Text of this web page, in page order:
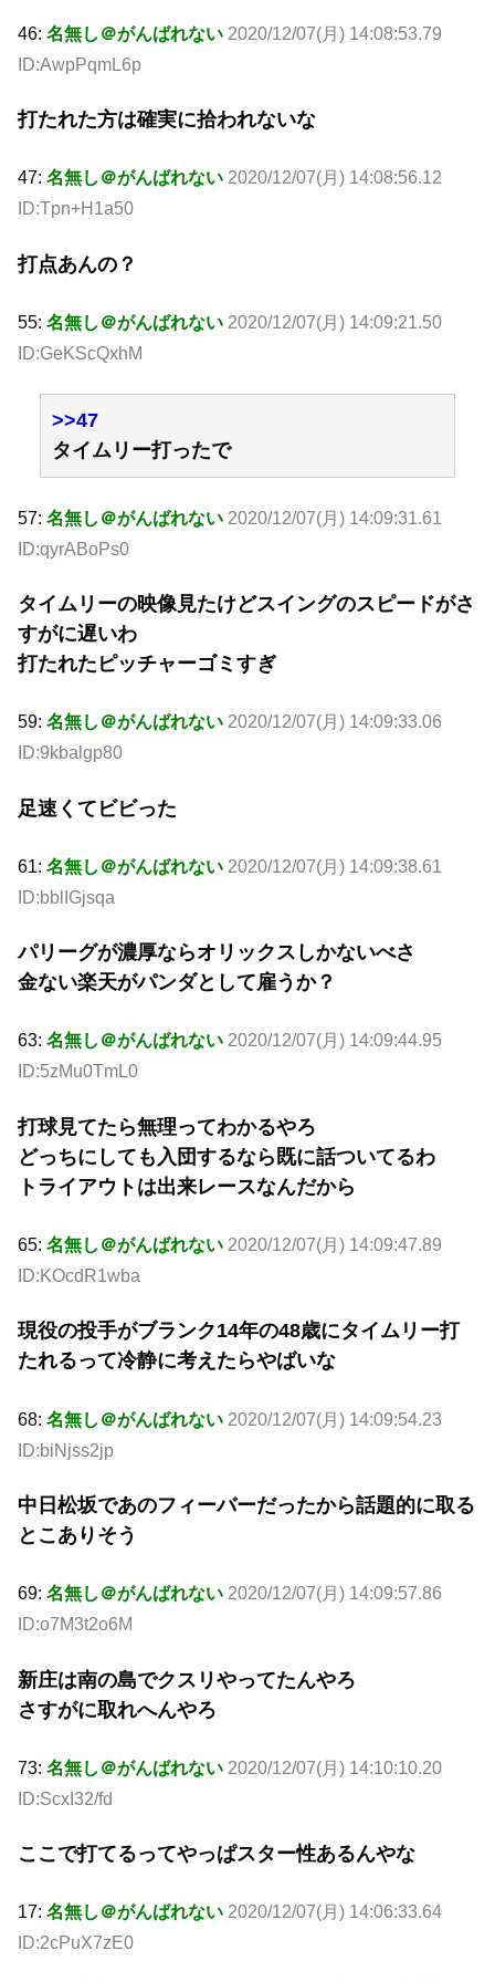
46: 名無し＠がんばれない 2020/12/07(月) 14:08:53.79
ID:AwpPqmL6p
打たれた方は確実に拾われないな
47: 名無し＠がんばれない 2020/12/07(月) 14:08:56.12
ID:Tpn+H1a50
打点あんの？
55: 名無し＠がんばれない 2020/12/07(月) 14:09:21.50
ID:GeKScQxhM
>>47
タイムリー打ったで
57: 名無し＠がんばれない 2020/12/07(月) 14:09:31.61
ID:qyrABoPs0
タイムリーの映像見たけどスイングのスピードがさ
すがに遅いわ
打たれたピッチャーゴミすぎ
59: 名無し＠がんばれない 2020/12/07(月) 14:09:33.06
ID:9kbalgp80
足速くてビビった
61: 名無し＠がんばれない 2020/12/07(月) 14:09:38.61
ID:bblIGjsqa
パリーグが濃厚ならオリックスしかないべさ
金ない楽天がパンダとして雇うか？
63: 名無し＠がんばれない 2020/12/07(月) 14:09:44.95
ID:5zMu0TmL0
打球見てたら無理ってわかるやろ
どっちにしても入団するなら既に話ついてるわ
トライアウトは出来レースなんだから
65: 名無し＠がんばれない 2020/12/07(月) 14:09:47.89
ID:KOcdR1wba
現役の投手がブランク14年の48歳にタイムリー打
たれるって冷静に考えたらやばいな
68: 名無し＠がんばれない 2020/12/07(月) 14:09:54.23
ID:biNjss2jp
中日松坂であのフィーバーだったから話題的に取る
とこありそう
69: 名無し＠がんばれない 2020/12/07(月) 14:09:57.86
ID:o7M3t2o6M
新庄は南の島でクスリやってたんやろ
さすがに取れへんやろ
73: 名無し＠がんばれない 2020/12/07(月) 14:10:10.20
ID:ScxI32/fd
ここで打てるってやっぱスター性あるんやな
17: 名無し＠がんばれない 2020/12/07(月) 14:06:33.64
ID:2cPuX7zE0